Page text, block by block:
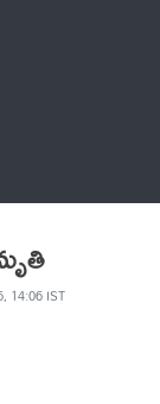
14:06 IST